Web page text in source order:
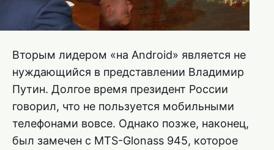
Вторым лидером «на Android» является не
нуждающийся в представлении Владимир
Путин. Долгое время президент России
говорил, что не пользуется мобильными
телефонами вовсе. Однако позже, наконец,
был замечен с MTS-Glonass 945, которое